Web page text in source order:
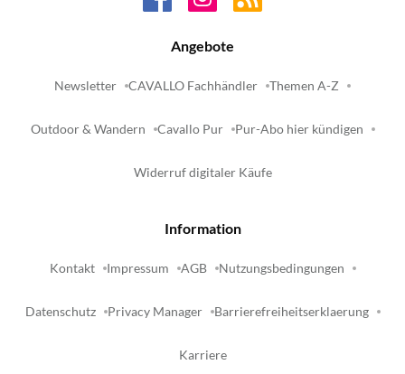
Angebote
Newsletter CAVALLO Fachhändler Themen A-Z
Outdoor & Wandern Cavallo Pur Pur-Abo hier kündigen
Widerruf digitaler Käufe
Information
Kontakt Impressum AGB Nutzungsbedingungen
Datenschutz Privacy Manager Barrierefreiheitserklaerung
Karriere